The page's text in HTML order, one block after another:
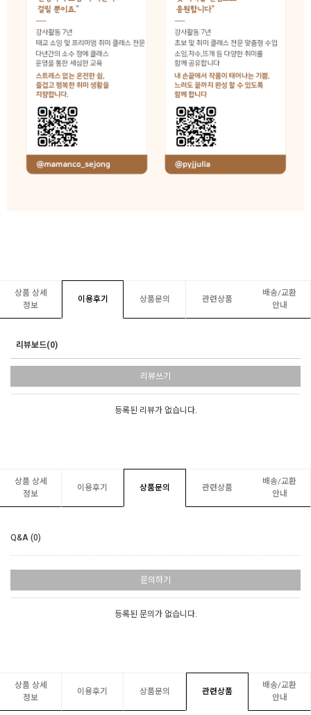
상품 상세
정보
이용후기 상품문의 관련상품
배송/교환
안내
리뷰보드(0)
리뷰쓰기
등록된 리뷰가 없습니다.
상품 상세
정보
이용후기 상품문의 관련상품
배송/교환
안내
Q&A (0)
문의하기
등록된 문의가 없습니다.
상품 상세
정보
이용후기 상품문의 관련상품
배송/교환
안내